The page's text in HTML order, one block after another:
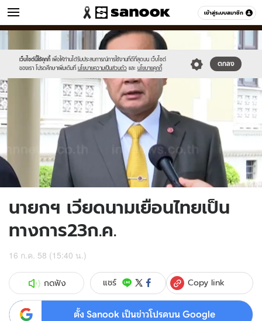
เข้าสู่ระบบสมาชิก
ข่าว หมวดอื่นๆ
เว็บไซต์นี้ใช้คุกกี้ เพื่อให้ท่านได้รับประสบการณ์การใช้งานที่ดีที่สุดบน เว็บไซต์
ของเรา โปรดศึกษาเพิ่มเติมที่ นโยบายความเป็นส่วนตัว และ นโยบายคุกกี้
ตกลง
//s.isanook.com/sr/0/images/logo-
new-
sanook.png
//s.isanook.com/ns/0/ud/366/1831230/632437-
01.jpg
นายกฯ เวียดนามเยือนไทยเป็น
ทางการ23ก.ค.
16 ก.ค. 58 (15:40 น.)
กดฟัง แชร์ Copy link
ตั้ง Sanook เป็นข่าวโปรดบน Google